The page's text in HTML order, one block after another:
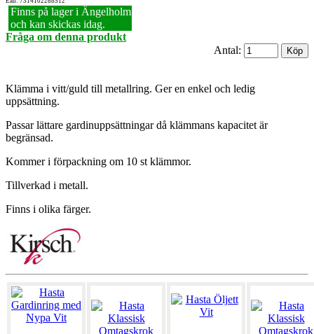
Finns på lager i Ängelholm
och kan skickas idag.
Fråga om denna produkt
Antal:
Klämma i vitt/guld till metallring. Ger en enkel och ledig
uppsättning.
Passar lättare gardinuppsättningar då klämmans kapacitet är
begränsad.
Kommer i förpackning om 10 st klämmor.
Tillverkad i metall.
Finns i olika färger.